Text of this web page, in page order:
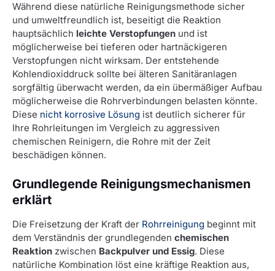
Während diese natürliche Reinigungsmethode sicher
und umweltfreundlich ist, beseitigt die Reaktion
hauptsächlich leichte Verstopfungen und ist
möglicherweise bei tieferen oder hartnäckigeren
Verstopfungen nicht wirksam. Der entstehende
Kohlendioxiddruck sollte bei älteren Sanitäranlagen
sorgfältig überwacht werden, da ein übermäßiger Aufbau
möglicherweise die Rohrverbindungen belasten könnte.
Diese nicht korrosive Lösung ist deutlich sicherer für
Ihre Rohrleitungen im Vergleich zu aggressiven
chemischen Reinigern, die Rohre mit der Zeit
beschädigen können.
Grundlegende Reinigungsmechanismen
erklärt
Die Freisetzung der Kraft der Rohrreinigung beginnt mit
dem Verständnis der grundlegenden chemischen
Reaktion zwischen Backpulver und Essig. Diese
natürliche Kombination löst eine kräftige Reaktion aus,